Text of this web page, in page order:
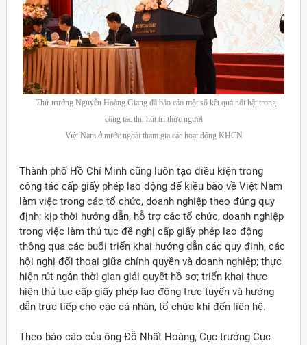
Thứ trưởng Nguyễn Hoàng Giang đã báo cáo một số kết quả nổi bật trong
công tác thu hút trí thức người
Việt Nam ở nước ngoài tham gia các hoạt động KHCN
Thành phố Hồ Chí Minh cũng luôn tạo điều kiện trong
công tác cấp giấy phép lao động để kiều bào về Việt Nam
làm việc trong các tổ chức, doanh nghiệp theo đúng quy
định; kịp thời hướng dẫn, hỗ trợ các tổ chức, doanh nghiệp
trong việc làm thủ tục đề nghị cấp giấy phép lao động
thông qua các buổi triển khai hướng dẫn các quy định, các
hội nghị đối thoại giữa chính quyền và doanh nghiệp; thực
hiện rút ngắn thời gian giải quyết hồ sơ; triển khai thực
hiện thủ tục cấp giấy phép lao động trực tuyến và hướng
dẫn trực tiếp cho các cá nhân, tổ chức khi đến liên hệ.
Theo báo cáo của ông Đỗ Nhất Hoàng, Cục trưởng Cục